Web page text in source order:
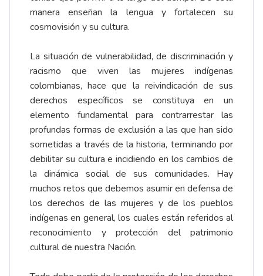
manera enseñan la lengua y fortalecen su
cosmovisión y su cultura.
La situación de vulnerabilidad, de discriminación y
racismo que viven las mujeres indígenas
colombianas, hace que la reivindicación de sus
derechos específicos se constituya en un
elemento fundamental para contrarrestar las
profundas formas de exclusión a las que han sido
sometidas a través de la historia, terminando por
debilitar su cultura e incidiendo en los cambios de
la dinámica social de sus comunidades. Hay
muchos retos que debemos asumir en defensa de
los derechos de las mujeres y de los pueblos
indígenas en general, los cuales están referidos al
reconocimiento y protección del patrimonio
cultural de nuestra Nación.